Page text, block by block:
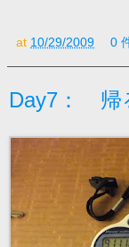
at 10/29/2009 0
Day7： 帰